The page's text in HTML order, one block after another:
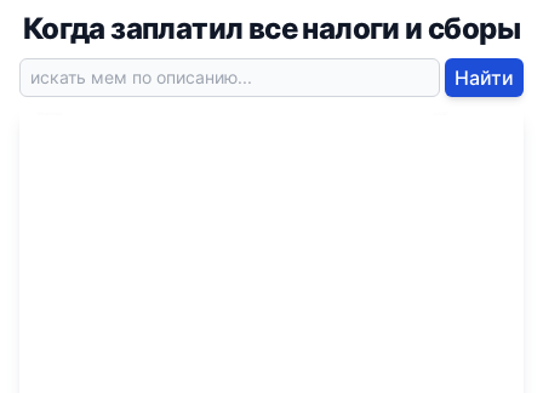
Когда заплатил все налоги и сборы
Найти